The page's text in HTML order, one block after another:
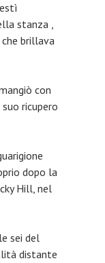
stanza ,
brillava
con
ricupero
dopo la
Hill, nel
sei del
distante